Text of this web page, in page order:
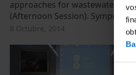
approaches for wastewater
(Afternoon Session). Symposium
8 Octubre, 2014